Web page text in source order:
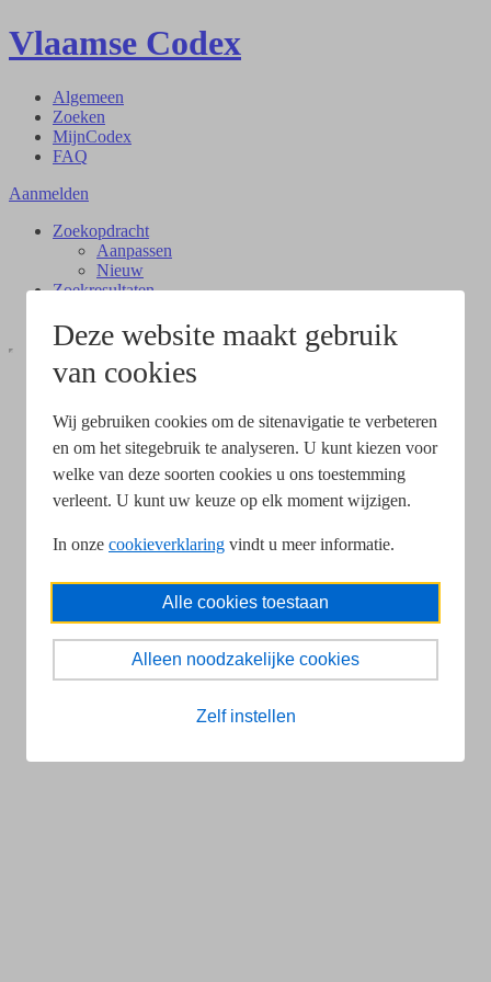
Deze website maakt gebruik
van cookies
Wij gebruiken cookies om de sitenavigatie te verbeteren
en om het sitegebruik te analyseren. U kunt kiezen voor
welke van deze soorten cookies u ons toestemming
verleent. U kunt uw keuze op elk moment wijzigen.
In onze cookieverklaring vindt u meer informatie.
Alle cookies toestaan
Alleen noodzakelijke cookies
Zelf instellen
Vlaamse Codex
Algemeen
Zoeken
MijnCodex
FAQ
Aanmelden
Zoekopdracht
Aanpassen
Nieuw
Zoekresultaten